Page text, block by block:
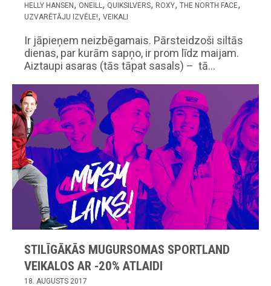
HELLY HANSEN ONEILL QUIKSILVERS ROXY THE NORTH FACE
UZVARĒTĀJU IZVĒLE!
VEIKALI
Ir jāpieņem neizbēgamais. Pārsteidzoši siltās
dienas, par kurām sapņo, ir prom līdz maijam.
Aiztaupi asaras (tās tāpat sasals) – tā…
STILĪGĀKĀS MUGURSOMAS SPORTLAND
VEIKALOS AR -20% ATLAIDI
18. AUGUSTS 2017